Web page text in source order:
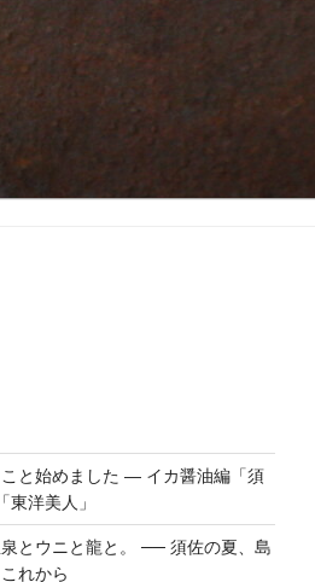
と始めました ― イカ醤油編「須
東洋美人」
とウニと龍と。 ── 須佐の夏、島
れから